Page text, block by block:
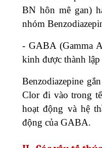
BN hôn mê gan)
nhóm
- GABA (Gamma
kinh được thành
Benzodiazepine
Clor đi vào trong
hoạt động và hệ
động của GABA.